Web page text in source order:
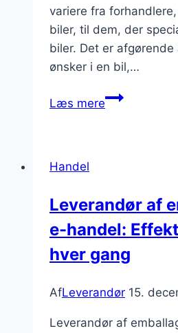
variere fra
biler, til dem, der
biler. Det er
ønsker i en bil,…
Læs mereLeverandør
overveje
før
Handel
Leverandør af
e-handel:
hver gang
AfLeverandør 15.
Leverandør af